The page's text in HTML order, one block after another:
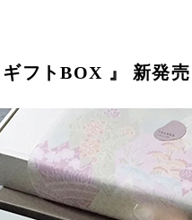
ギフトBOX 』 新発売